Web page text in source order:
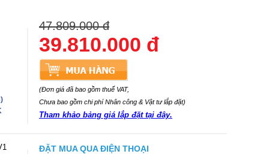
)
47.809.000 đ
39.810.000 đ
(Đơn giá đã bao gồm thuế VAT,
Chưa bao gồm chi phí Nhân công & Vật tư lắp đặt)
Tham khảo bảng giá lắp đặt tại đây.
ĐẶT MUA QUA ĐIỆN THOẠI